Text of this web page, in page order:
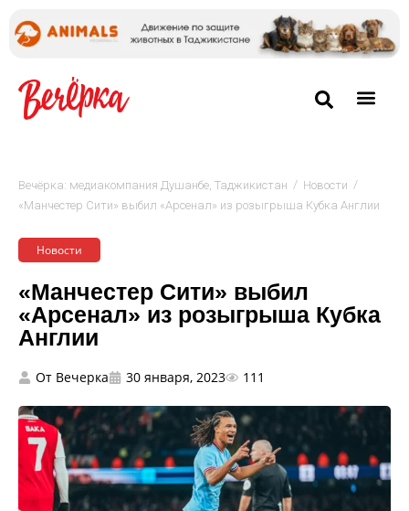
Вечёрка: медиакомпания Душанбе, Таджикистан / Новости /
«Манчестер Сити» выбил «Арсенал» из розыгрыша Кубка Англии
Новости
«Манчестер Сити» выбил
«Арсенал» из розыгрыша Кубка
Англии
От Вечерка 30 января, 2023 111